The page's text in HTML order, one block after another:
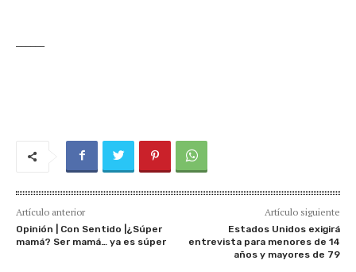
Artículo anterior
Opinión | Con Sentido |¿Súper
mamá? Ser mamá… ya es súper
Artículo siguiente
Estados Unidos exigirá
entrevista para menores de 14
años y mayores de 79